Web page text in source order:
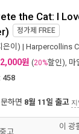
the Cat: I
정가제 FREE
은이) | Harpercollins
원 (20%할인), 마
458
하면 8월 11일 출고
고
이 광